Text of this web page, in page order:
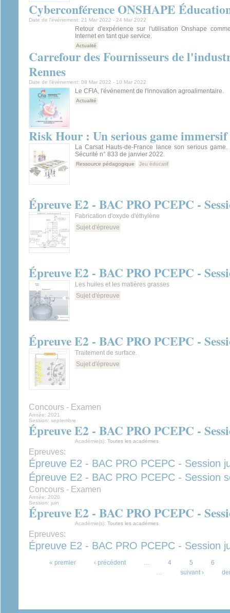
Cyberconférence ONSHAPE
Date de l’événement: 21 Mar 2022 - 24 Mar 2022
Retour d'expérience sur l'utilisation Onshape
Internet en tant que service.
Actualité
Carrefour des Fournisseurs de
Rennes
Date de l’événement: 08 Mar 2022 - 10 Mar 2022
Le CFIA, l'événement de l'innovation agroalimentaire.
Actualité
Risk Hour : Un serious game
La Carsat Hauts-de-France lance son serious
Sécurité n° 833 de janvier 2022.
Ressource pédagogique Jeu éducatif
Épreuve E2 - BAC PRO PCEPC -
Fabrication d'oxyde d'éthylène
Sujet d'épreuve
Épreuve E2 - BAC PRO PCEPC -
Les huiles et les matières grasses
Sujet d'épreuve
Épreuve E2 - BAC PRO PCEPC -
Traitement de surface.
Sujet d'épreuve
Concours - Examen
Année: 2021
Session: septembre
Épreuve E2 - BAC PRO PCEPC -
Académie(s): Toutes les académies
Epreuves:
Épreuve E2 - BAC PRO PCEPC - Session
Épreuve E2 - BAC PRO PCEPC - Session
Concours - Examen
Année: 2020
Session: juin
Épreuve E2 - BAC PRO PCEPC -
Académie(s): Toutes les académies
Epreuves:
Épreuve E2 - BAC PRO PCEPC - Session
« premier ‹ précédent … 4 5
6
…
suivant ›